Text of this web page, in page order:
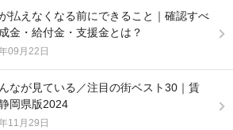
払えなくなる前にできること｜確認すべ
金・給付金・支援金とは？
09月22日
なが見ている／注目の街ベスト30｜賃
岡県版2024
11月29日